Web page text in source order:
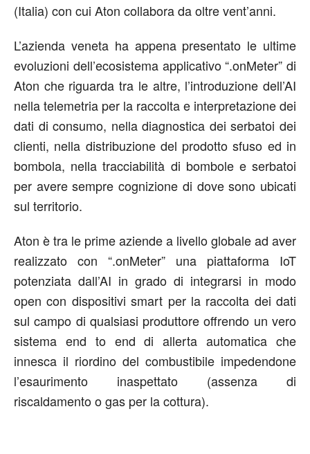
(Italia) con cui Aton collabora da oltre vent’anni.
L’azienda veneta ha appena presentato le ultime
evoluzioni dell’ecosistema applicativo “.onMeter” di
Aton che riguarda tra le altre, l’introduzione dell’AI
nella telemetria per la raccolta e interpretazione dei
dati di consumo, nella diagnostica dei serbatoi dei
clienti, nella distribuzione del prodotto sfuso ed in
bombola, nella tracciabilità di bombole e serbatoi
per avere sempre cognizione di dove sono ubicati
sul territorio.
Aton è tra le prime aziende a livello globale ad aver
realizzato con “.onMeter” una piattaforma IoT
potenziata dall’AI in grado di integrarsi in modo
open con dispositivi smart per la raccolta dei dati
sul campo di qualsiasi produttore offrendo un vero
sistema end to end di allerta automatica che
innesca il riordino del combustibile impedendone
l’esaurimento inaspettato (assenza di
riscaldamento o gas per la cottura).